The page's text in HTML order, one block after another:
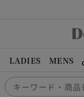
LADIES MENS